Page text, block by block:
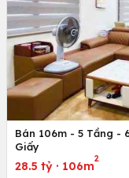
Bán 106m - 5 Tầng -
Giấy
28.5 tỷ · 106m
2